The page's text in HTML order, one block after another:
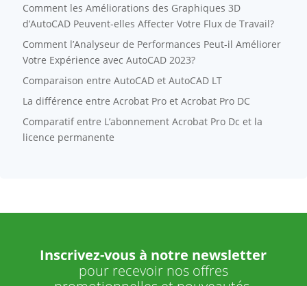
Comment les Améliorations des Graphiques 3D
d’AutoCAD Peuvent-elles Affecter Votre Flux de Travail?
Comment l’Analyseur de Performances Peut-il Améliorer
Votre Expérience avec AutoCAD 2023?
Comparaison entre AutoCAD et AutoCAD LT
La différence entre Acrobat Pro et Acrobat Pro DC
Comparatif entre L’abonnement Acrobat Pro Dc et la
licence permanente
Inscrivez-vous à notre newsletter
pour recevoir nos offres